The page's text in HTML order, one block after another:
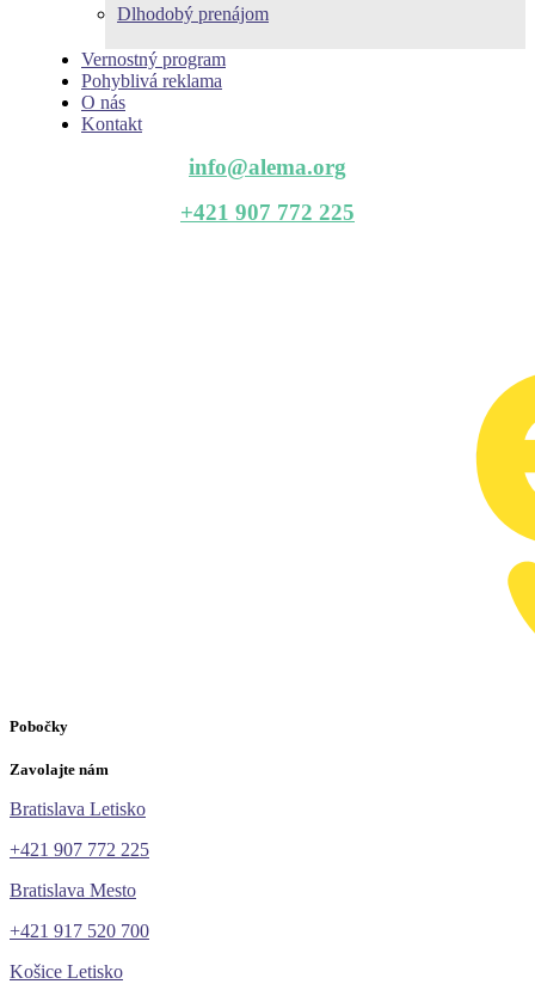
Dlhodobý prenájom
Vernostný program
Pohyblivá reklama
O nás
Kontakt
info@alema.org
+421 907 772 225
Pobočky
Zavolajte nám
Bratislava Letisko
+421 907 772 225
Bratislava Mesto
+421 917 520 700
Košice Letisko